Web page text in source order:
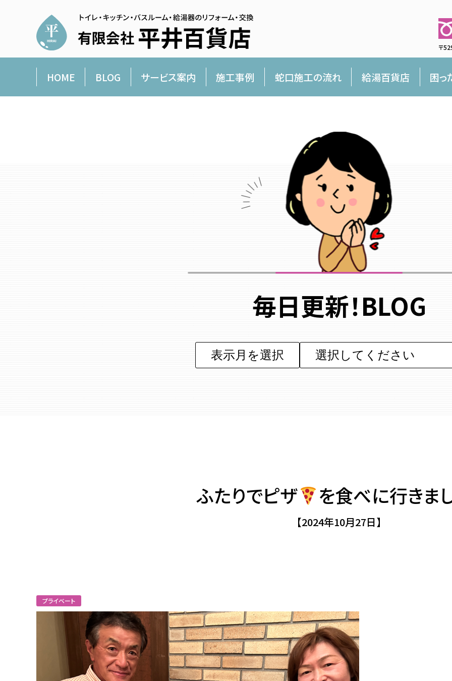
〒
HOME BLOG サービス案内 施工事例 蛇口施工の流れ 給湯百貨店 困っ
毎日更新！BLOG
ふたりでピザ を食べに行きま
【2024年10月27日】
プライベート